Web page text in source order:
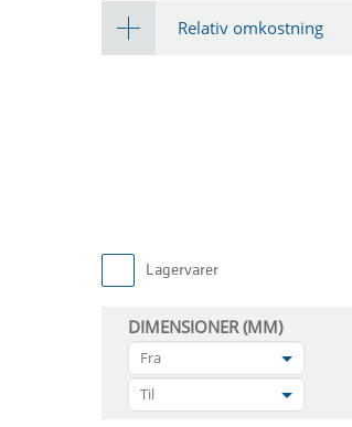
Relativ omkostning
Lagervarer
DIMENSIONER (MM)
Fra
Til